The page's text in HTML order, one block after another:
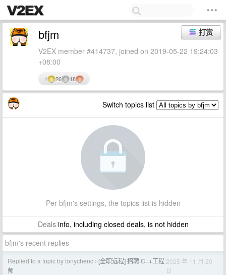
打赏
bfjm
V2EX member #414737, joined on 2019-05-22 19:24:03
+08:00
1 26 18
Switch topics list
Per bfjm's settings, the topics list is hidden
Dealsinfo, including closed deals, is not hidden
bfjm's recent replies
Replied to a topic by tonychenc › [全职远程] 招聘 C++工程
师
2025 年 11 月 20
日